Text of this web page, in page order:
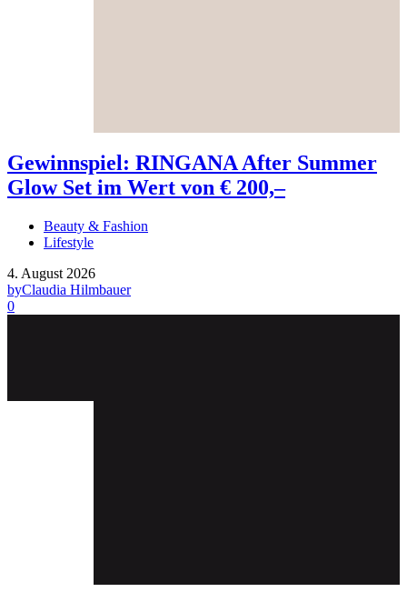
Gewinnspiel: RINGANA After Summer
Glow Set im Wert von € 200,–
Beauty & Fashion
Lifestyle
4. August 2026
byClaudia Hilmbauer
0